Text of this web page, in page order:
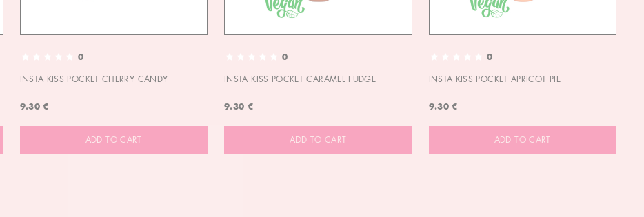
0
INSTA KISS POCKET CHERRY CANDY
9.30 €
ADD TO CART
0
INSTA KISS POCKET CARAMEL FUDGE
9.30 €
ADD TO CART
0
INSTA KISS POCKET APRICOT PIE
9.30 €
ADD TO CART